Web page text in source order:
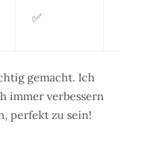
✅
gemacht. Ich
immer verbessern
perfekt zu sein!